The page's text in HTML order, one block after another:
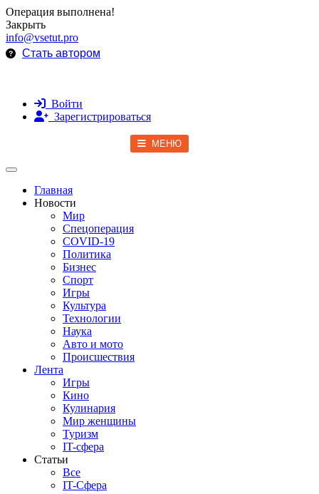
Операция выполнена!
Закрыть
info@vsetut.pro
Стать автором
Войти
Зарегистрироваться
МЕНЮ
Toggle navigation
Главная
Новости
Мир
Спецоперация
COVID-19
Политика
Бизнес
Спорт
Игры
Культура
Технологии
Наука
Авто и мото
Происшествия
Лента
Игры
Кино
Кулинария
Мир женщины
Туризм
IT-сфера
Статьи
Все
IT-Сфера